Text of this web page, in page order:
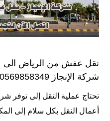
نقل عفش من الرياض الى
شركة الإنجاز 0569858349
تحتاج عملية النقل إلى توفر
أعمال النقل بكل سلام إلى